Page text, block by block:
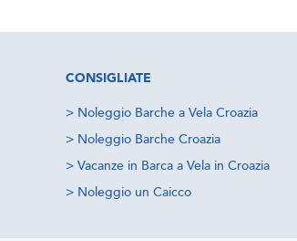
CONSIGLIATE
> Noleggio Barche a Vela Croazia
> Noleggio Barche Croazia
> Vacanze in Barca a Vela in Croazia
> Noleggio un Caicco